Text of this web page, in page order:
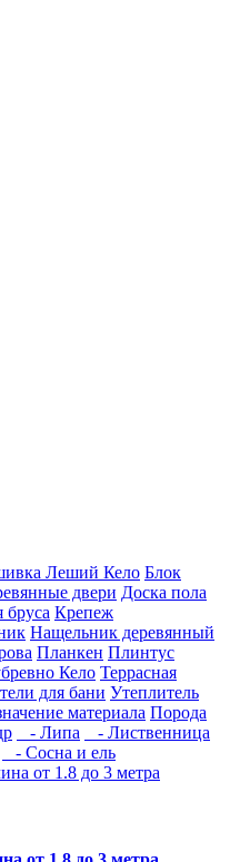
Леший Кело Блок
двери Доска пола
Крепеж
Нащельник деревянный
Планкен Плинтус
Кело Террасная
для бани Утеплитель
материала Порода
- Липа
- Лиственница
- Сосна и ель